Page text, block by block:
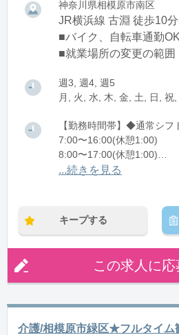
神奈川県相模原市南区
JR横浜線 古淵 徒歩10分
■バイク、自転車通勤OK
■就業場所の変更の範囲
週3, 週4, 週5
月, 火, 水, 木, 金, 土, 日, 祝,
【勤務時間帯】◆通常シフ
7:00〜16:00(休憩1:00)
8:00〜17:00(休憩1:00)
12:00〜21:00(休憩1:00)
...続きを見る
キープする
この求人に応
介護/相模原市緑区★フルタイム